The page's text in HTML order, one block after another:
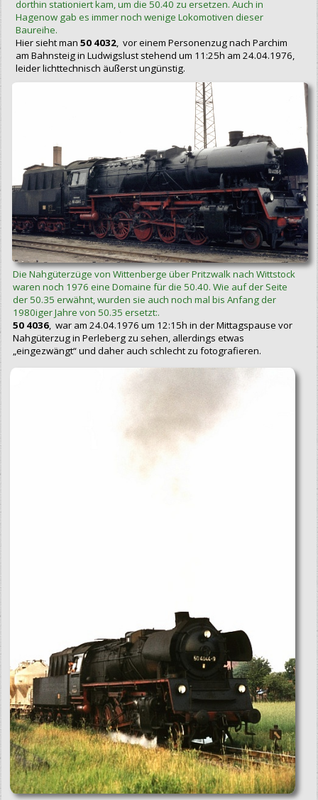
dorthin stationiert kam, um die 50.40 zu ersetzen. Auch in
Hagenow gab es immer noch wenige Lokomotiven dieser
Baureihe.
Hier sieht man 50 4032, vor einem Personenzug nach Parchim
am Bahnsteig in Ludwigslust stehend um 11:25h am 24.04.1976,
leider lichttechnisch äußerst ungünstig.
Die Nahgüterzüge von Wittenberge über Pritzwalk nach Wittstock
waren noch 1976 eine Domaine für die 50.40. Wie auf der Seite
der 50.35 erwähnt, wurden sie auch noch mal bis Anfang der
1980iger Jahre von 50.35 ersetzt:.
50 4036, war am 24.04.1976 um 12:15h in der Mittagspause vor
Nahgüterzug in Perleberg zu sehen, allerdings etwas
„eingezwängt“ und daher auch schlecht zu fotografieren.